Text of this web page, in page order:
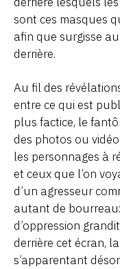
sont ces masques
afin que surgisse
derrière.
Au fil des
entre ce qui est
plus factice, le
des photos ou
les personnages à
et ceux que l’on
d’un agresseur
autant de
d’oppression
derrière cet écran,
s’apparentant